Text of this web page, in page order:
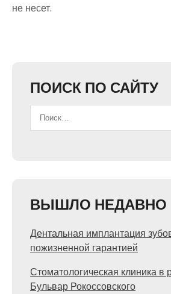
не несет.
ПОИСК ПО САЙТУ
ВЫШЛО НЕДАВНО
Дентальная имплантация
пожизненной гарантией
Стоматологическая клиника в
Бульвар Рокоссовского